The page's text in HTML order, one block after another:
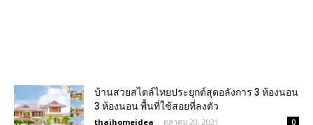
บ้านสวยสไตล์ไทยประยุกต์สุดอลังการ 3 ห้องนอน
3 ห้องนอน พื้นที่ใช้สอยที่ลงตัว
thaihomeidea - ตุลาคม 20, 2021 0